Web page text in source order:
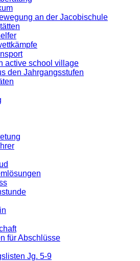
an der Jacobischule
active school village
den Jahrgangsstufen
für Abschlüsse
Jg. 5-9